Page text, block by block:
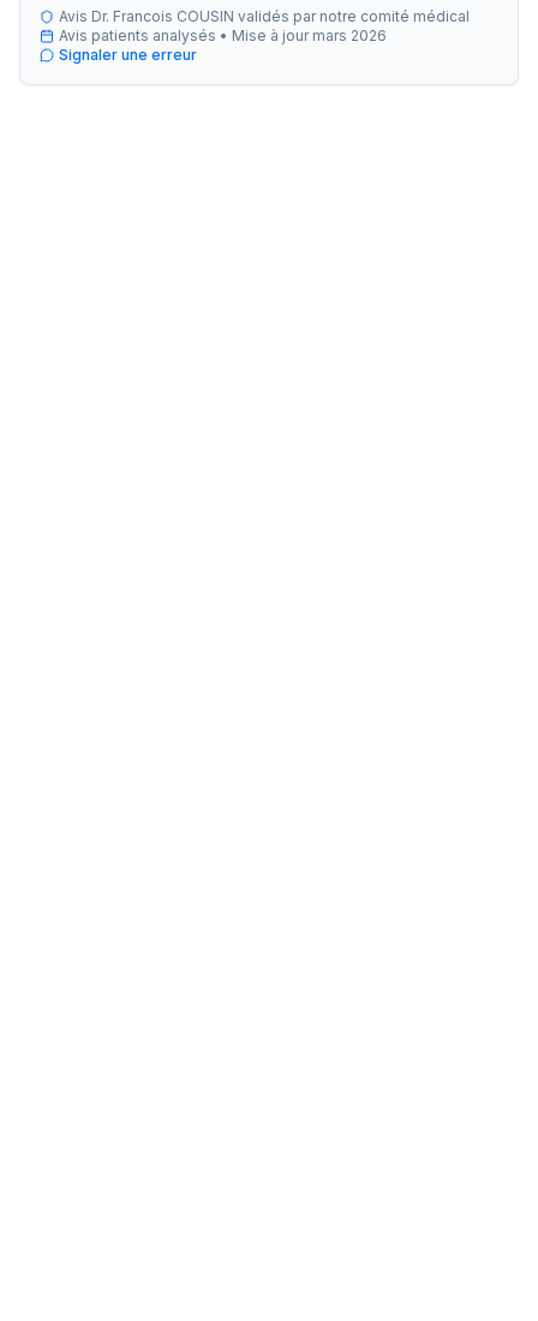
Avis Dr. Francois COUSIN validés par notre comité médical
Avis patients analysés • Mise à jour mars 2026
Signaler une erreur